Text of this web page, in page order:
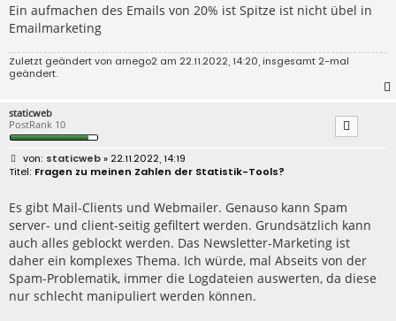
Ein aufmachen des Emails von 20% ist Spitze ist nicht übel in
Emailmarketing
Zuletzt geändert von arnego2 am 22.11.2022, 14:20, insgesamt 2-mal
geändert.
staticweb
PostRank 10
B
e
r
a
g
staticweb» 22.11.2022, 14:19
Fragen zu meinen Zahlen der Statistik-Tools?
Es gibt Mail-Clients und Webmailer. Genauso kann Spam
server- und client-seitig gefiltert werden. Grundsätzlich kann
auch alles geblockt werden. Das Newsletter-Marketing ist
daher ein komplexes Thema. Ich würde, mal Abseits von der
Spam-Problematik, immer die Logdateien auswerten, da diese
nur schlecht manipuliert werden können.